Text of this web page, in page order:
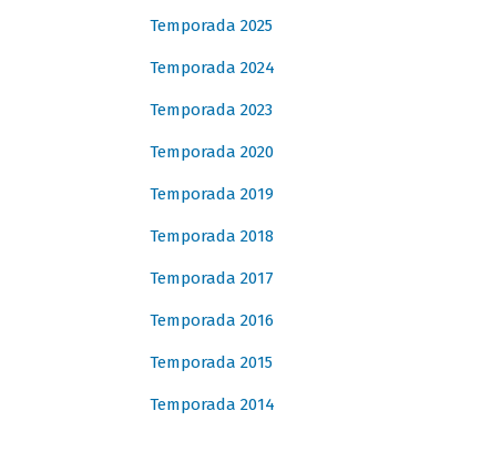
Temporada 2025
Temporada 2024
Temporada 2023
Temporada 2020
Temporada 2019
Temporada 2018
Temporada 2017
Temporada 2016
Temporada 2015
Temporada 2014